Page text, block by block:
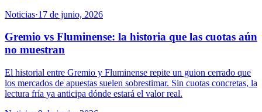
Noticias·17 de junio, 2026
Gremio vs Fluminense: la historia que las cuotas aún
no muestran
El historial entre Gremio y Fluminense repite un guion cerrado que
los mercados de apuestas suelen sobrestimar. Sin cuotas concretas, la
lectura fría ya anticipa dónde estará el valor real.